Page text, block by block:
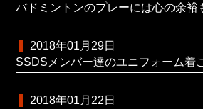
バドミントンのプレーには心の余裕
2018年01月29日
SSDSメンバー達のユニフォーム着
2018年01月22日